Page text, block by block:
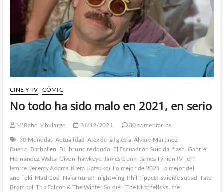
CINE Y TV CÓMIC
No todo ha sido malo en 2021, en serio
M'Rabo Mhulargo 31/12/2021
30 comentarios
30 Monedas Actualidad Alex de la Iglesia Álvaro Martínez
Bueno Barbalien BL bruno redondo El Escuadrón Suicida flash Gabriel
Hernández Walta Given hawkeye James Gunn James Tynion IV jeff
lemire Jeremy Adams Kieta Hatsukoi Lo mejor de 2021 lo mejor del
año loki Mad God Nakamura!! nightwing Phil Tippett suicide squad Tate
Brombal Tha Falcon & The Winter Soldier The Mitchells vs. the